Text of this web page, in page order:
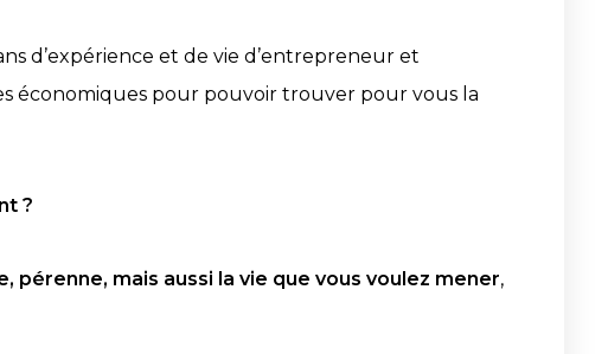
d’expérience et de vie d’entrepreneur et
économiques pour pouvoir trouver pour vous la
?
mais aussi la vie que vous voulez mener,